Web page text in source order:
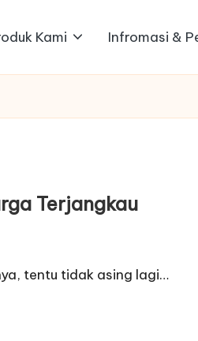
Kami Infromasi &
Terjangkau
tentu tidak asing lagi…